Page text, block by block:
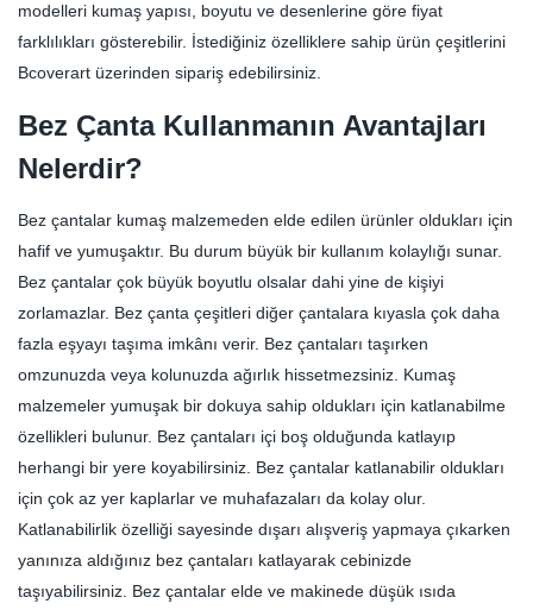
modelleri kumaş yapısı, boyutu ve desenlerine göre fiyat
farklılıkları gösterebilir. İstediğiniz özelliklere sahip ürün çeşitlerini
Bcoverart üzerinden sipariş edebilirsiniz.
Bez Çanta Kullanmanın Avantajları
Nelerdir?
Bez çantalar kumaş malzemeden elde edilen ürünler oldukları için
hafif ve yumuşaktır. Bu durum büyük bir kullanım kolaylığı sunar.
Bez çantalar çok büyük boyutlu olsalar dahi yine de kişiyi
zorlamazlar. Bez çanta çeşitleri diğer çantalara kıyasla çok daha
fazla eşyayı taşıma imkânı verir. Bez çantaları taşırken
omzunuzda veya kolunuzda ağırlık hissetmezsiniz. Kumaş
malzemeler yumuşak bir dokuya sahip oldukları için katlanabilme
özellikleri bulunur. Bez çantaları içi boş olduğunda katlayıp
herhangi bir yere koyabilirsiniz. Bez çantalar katlanabilir oldukları
için çok az yer kaplarlar ve muhafazaları da kolay olur.
Katlanabilirlik özelliği sayesinde dışarı alışveriş yapmaya çıkarken
yanınıza aldığınız bez çantaları katlayarak cebinizde
taşıyabilirsiniz. Bez çantalar elde ve makinede düşük ısıda